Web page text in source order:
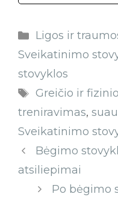
Ligos ir
Sveikatinimo
stovyklos
Greičio ir
treniravimas,
Sveikatinimo
Bėgimo
atsiliepimai
Po bėgimo